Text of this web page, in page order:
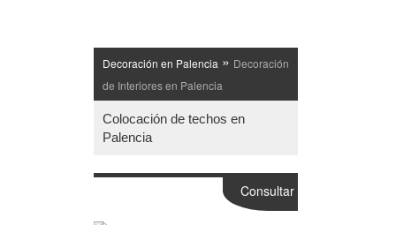
Decoración en Palencia » Decoración
de Interiores en Palencia
Colocación de techos en
Palencia
Consultar